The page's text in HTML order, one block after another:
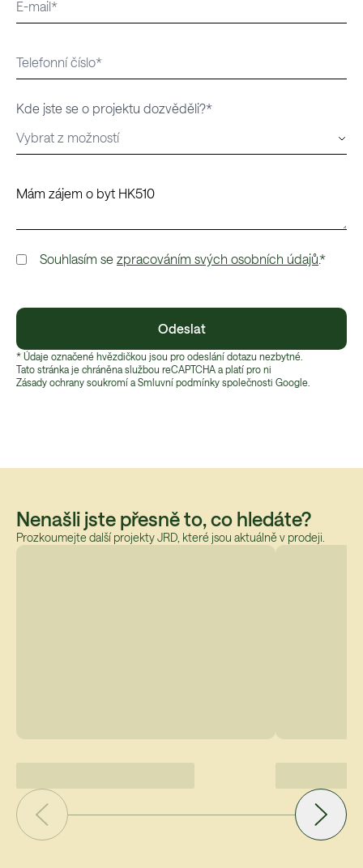
Kde jste se o projektu dozvěděli?*
Souhlasím se zpracováním svých osobních údajů.*
Odeslat
* Údaje označené hvězdičkou jsou pro odeslání dotazu nezbytné.
Tato stránka je chráněna službou reCAPTCHA a platí pro ni
Zásady ochrany soukromí a Smluvní podmínky společnosti Google.
Nenašli jste přesně to, co hledáte?
Prozkoumejte další projekty JRD, které jsou aktuálně v prodeji.